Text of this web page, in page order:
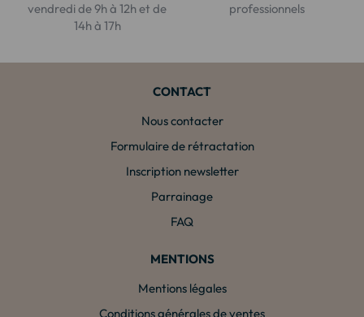
vendredi de 9h à 12h et de
14h à 17h
professionnels
CONTACT
Nous contacter
Formulaire de rétractation
Inscription newsletter
Parrainage
FAQ
MENTIONS
Mentions légales
Conditions générales de ventes